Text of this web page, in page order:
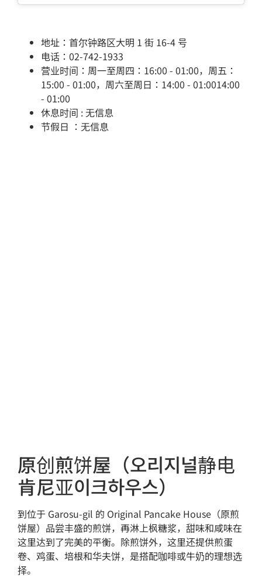
地址：首尔钟路区大明 1 街 16-4 号
电话：02-742-1933
营业时间：周一至周四：16:00 - 01:00，周五：
15:00 - 01:00，周六至周日：14:00 - 01:0014:00
- 01:00
休息时间 : 无信息
节假日 ：无信息
原创煎饼屋（오리지널静电
肯尼亚이크하우스）
到位于 Garosu-gil 的 Original Pancake House（原煎
饼屋）品尝丰盛的煎饼，再淋上枫糖浆，甜味和咸味在
这里达到了完美的平衡。除煎饼外，这里还提供煎蛋
卷、鸡蛋、培根和华夫饼，是搭配咖啡或牛奶的理想选
择。